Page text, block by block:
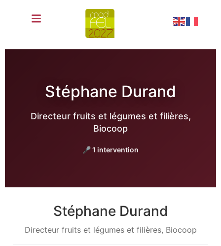
Stéphane Durand
Directeur fruits et légumes et filières,
Biocoop
🎤 1 intervention
Stéphane Durand
Directeur fruits et légumes et filières, Biocoop